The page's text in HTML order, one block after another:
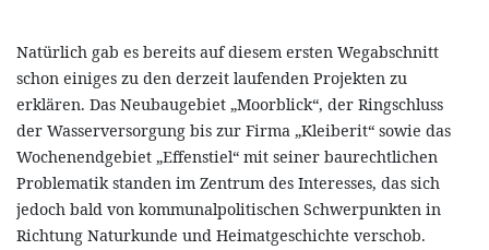
Natürlich gab es bereits auf diesem ersten Wegabschnitt
schon einiges zu den derzeit laufenden Projekten zu
erklären. Das Neubaugebiet „Moorblick“, der Ringschluss
der Wasserversorgung bis zur Firma „Kleiberit“ sowie das
Wochenendgebiet „Effenstiel“ mit seiner baurechtlichen
Problematik standen im Zentrum des Interesses, das sich
jedoch bald von kommunalpolitischen Schwerpunkten in
Richtung Naturkunde und Heimatgeschichte verschob.